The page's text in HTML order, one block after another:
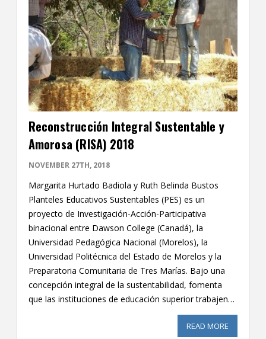
Reconstrucción Integral Sustentable y
Amorosa (RISA) 2018
NOVEMBER 27TH, 2018
Margarita Hurtado Badiola y Ruth Belinda Bustos
Planteles Educativos Sustentables (PES) es un
proyecto de Investigación-Acción-Participativa
binacional entre Dawson College (Canadá), la
Universidad Pedagógica Nacional (Morelos), la
Universidad Politécnica del Estado de Morelos y la
Preparatoria Comunitaria de Tres Marías. Bajo una
concepción integral de la sustentabilidad, fomenta
que las instituciones de educación superior trabajen…
READ MORE